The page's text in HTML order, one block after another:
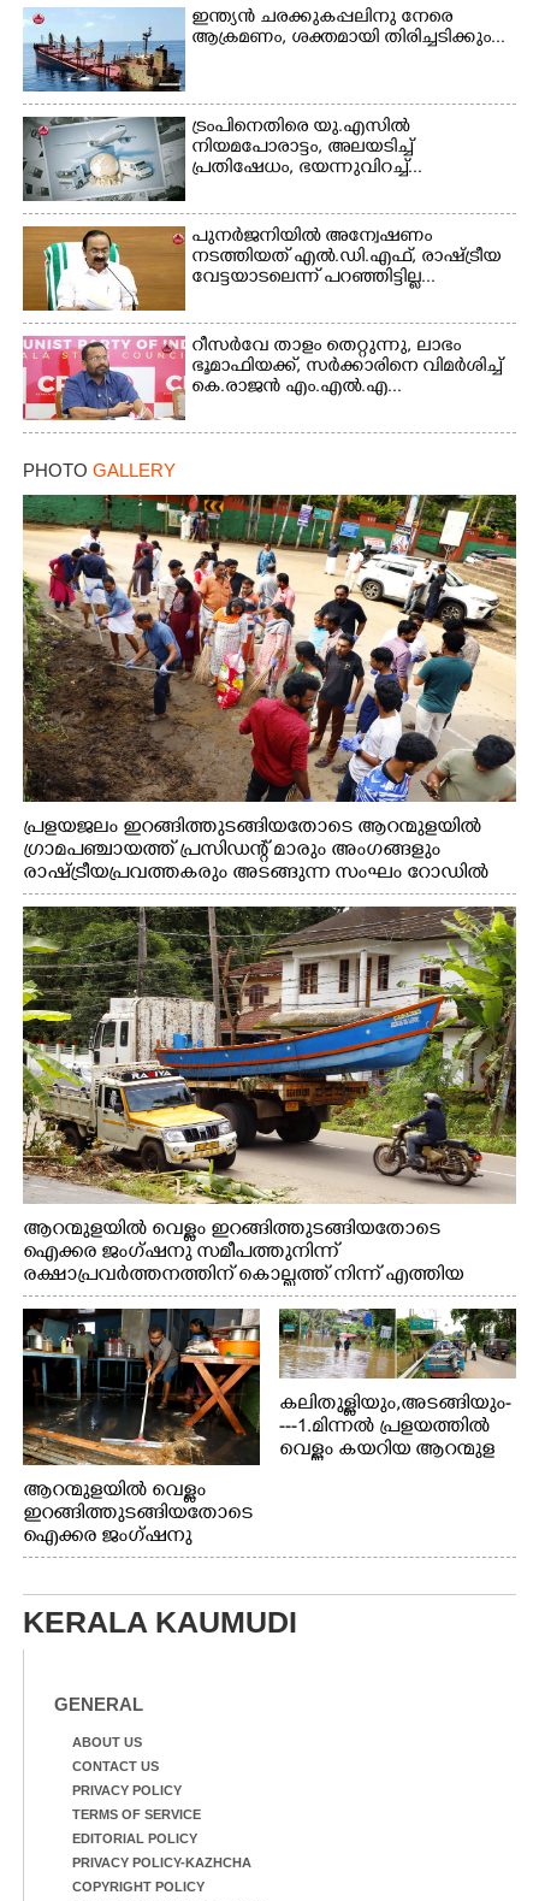
ഇന്ത്യൻ ചരക്കുകപ്പലിനു നേരെ
ആക്രമണം, ശക്തമായി തിരിച്ചടിക്കും...
ട്രംപിനെതിരെ യു.എസിൽ
നിയമപോരാട്ടം, അലയടിച്ച്
പ്രതിഷേധം, ഭയന്നുവിറച്ച്...
പുനർജനിയിൽ അന്വേഷണം
നടത്തിയത് എൽ.ഡി.എഫ്, രാഷ്ട്രീയ
വേട്ടയാടലെന്ന് പറഞ്ഞിട്ടില്ല...
റീസർവേ താളം തെറ്റുന്നു, ലാഭം
ഭൂമാഫിയക്ക്, സർക്കാരിനെ വിമർശിച്ച്
കെ.രാജൻ എം.എൽ.എ...
PHOTO GALLERY
പ്രളയജലം ഇറങ്ങിത്തുടങ്ങിയതോടെ ആറന്മുളയിൽ
ഗ്രാമപഞ്ചായത്ത് പ്രസിഡന്റ് മാരും അംഗങ്ങളും
രാഷ്ട്രീയപ്രവത്തകരും അടങ്ങുന്ന സംഘം റോഡിൽ
അടിഞ്ഞ് കൂടിയ ചെളിയും മണ്ണും മറ്റ് മാലിന്യങ്ങളും
നീക്കം ചെയ്യുന്നു.
ആറന്മുളയിൽ വെള്ളം ഇറങ്ങിത്തുടങ്ങിയതോടെ
ഐക്കര ജംഗ്ഷനു സമീപത്തുനിന്ന്
രക്ഷാപ്രവർത്തനത്തിന് കൊല്ലത്ത് നിന്ന് എത്തിയ
ബോട്ടുകൾ തിരികെക്കൊണ്ടുപോകുന്നു.
ആറന്മുളയിൽ വെള്ളം
ഇറങ്ങിത്തുടങ്ങിയതോടെ
ഐക്കര ജംഗ്ഷനു
സമീപം ആറന്മുള
ആറന്മുള തട്ടുകട കഴുകി
വൃത്തിയാക്കുന്നു.
കലിതുള്ളിയും,അടങ്ങിയും-
---1.മിന്നൽ പ്രളയത്തിൽ
വെള്ളം കയറിയ ആറന്മുള
ഇറങ്ങിപ്പോൾ
കാഴ്ച.രക്ഷാപ്രവർത്തന
ത്തിന് ഓച്ചിറ അഴിക്കലിൽ
KERALA KAUMUDI
GENERAL
ABOUT US
CONTACT US
PRIVACY POLICY
TERMS OF SERVICE
EDITORIAL POLICY
PRIVACY POLICY-KAZHCHA
COPYRIGHT POLICY
×
Share this link
Copy Link